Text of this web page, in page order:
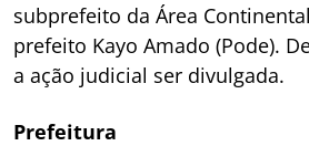
subprefeito da Área
prefeito Kayo Amado (Pode).
a ação judicial ser divulgada.
Prefeitura